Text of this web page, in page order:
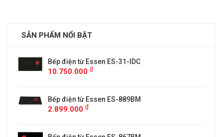
SẢN PHẨM NỔI BẬT
Bếp điện từ Essen ES-31-IDC
10.750.000 ₫
Bếp điện từ Essen ES-889BM
2.899.000 ₫